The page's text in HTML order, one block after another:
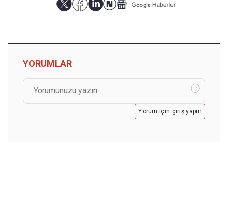
YORUMLAR
Yorum için giriş yapın